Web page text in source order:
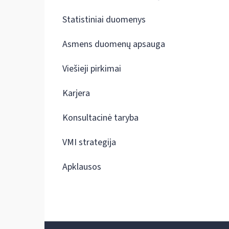
Statistiniai duomenys
Asmens duomenų apsauga
Viešieji pirkimai
Karjera
Konsultacinė taryba
VMI strategija
Apklausos